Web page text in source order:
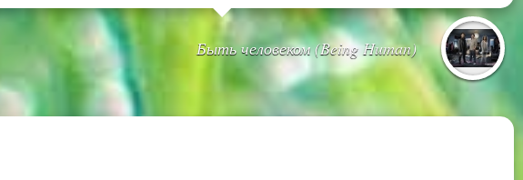
Быть человеком (Being Human)